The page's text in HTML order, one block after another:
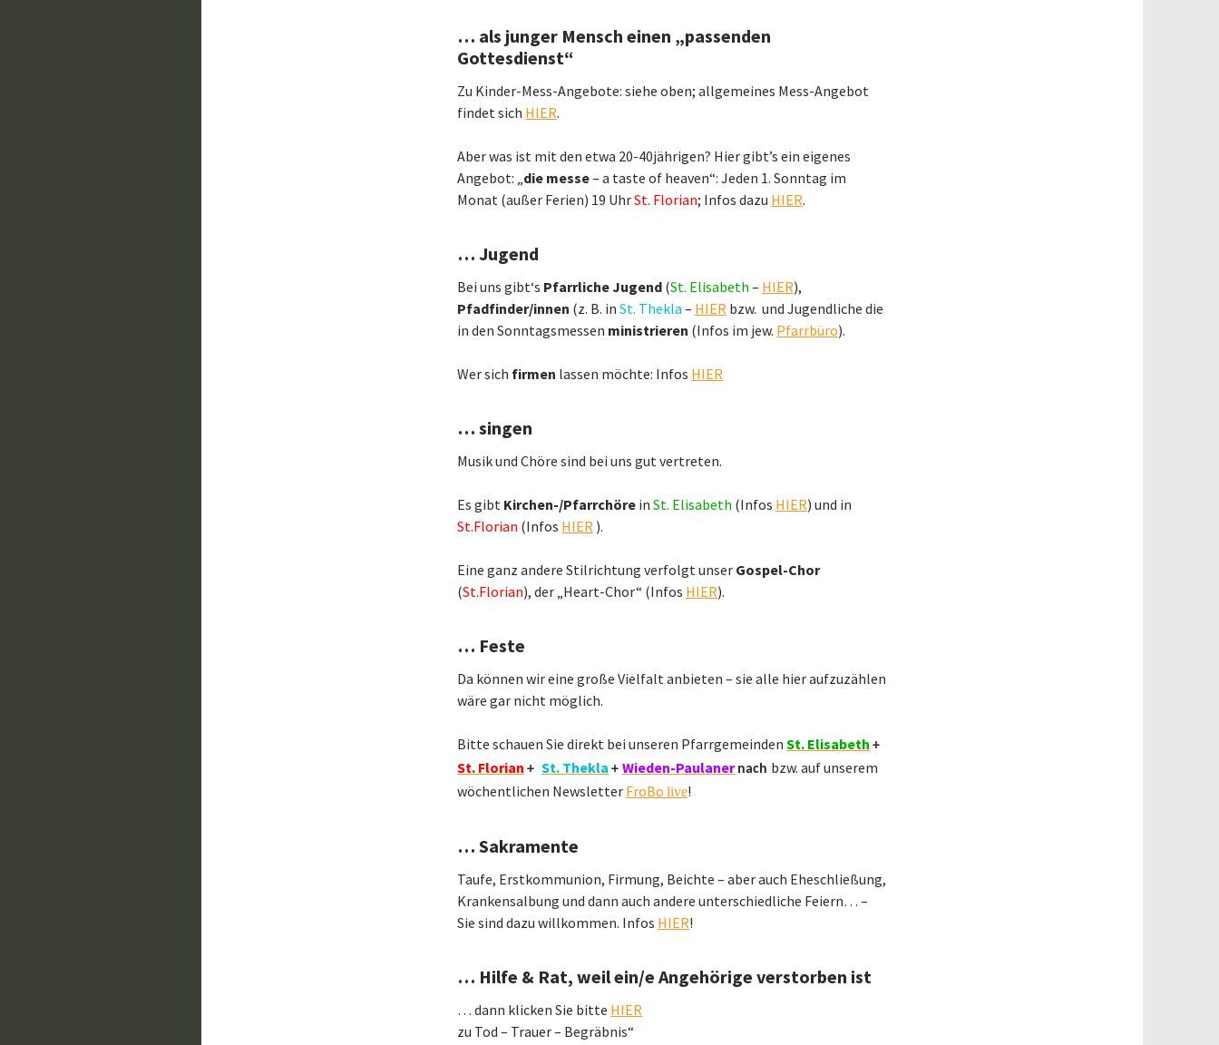
… als junger Mensch einen „passenden
Gottesdienst“
Zu Kinder-Mess-Angebote: siehe oben; allgemeines Mess-Angebot
findet sich HIER.
Aber was ist mit den etwa 20-40jährigen? Hier gibt’s ein eigenes
Angebot: „die messe– a taste of heaven“: Jeden 1. Sonntag im
Monat (außer Ferien) 19 UhrSt. Florian; Infos dazu HIER.
… Jugend
Bei uns gibt‘s Pfarrliche Jugend (St. Elisabeth – HIER),
Pfadfinder/innen (z. B. in St. Thekla – HIER bzw. und Jugendliche die
in den Sonntagsmessen ministrieren (Infos im jew. Pfarrbüro).
Wer sich firmen lassen möchte: Infos HIER
… singen
Musik und Chöre sind bei uns gut vertreten.
Es gibt Kirchen-/Pfarrchöre in St. Elisabeth (Infos HIER) und in
St.Florian (Infos HIER ).
Eine ganz andere Stilrichtung verfolgt unser Gospel-Chor
(St.Florian), der „Heart-Chor“ (Infos HIER).
… Feste
Da können wir eine große Vielfalt anbieten – sie alle hier aufzuzählen
wäre gar nicht möglich.
Bitte schauen Sie direkt bei unseren Pfarrgemeinden St. Elisabeth +
St. Florian + St. Thekla + Wieden-Paulaner nach bzw. auf unserem
wöchentlichen Newsletter FroBo live!
… Sakramente
Taufe, Erstkommunion, Firmung, Beichte – aber auch Eheschließung,
Krankensalbung und dann auch andere unterschiedliche Feiern… –
Sie sind dazu willkommen. Infos HIER!
… Hilfe & Rat, weil ein/e Angehörige verstorben ist
… dann klicken Sie bitte HIER
zu Tod – Trauer – Begräbnis“